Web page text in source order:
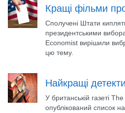
Кращі фільми
Сполучені Штати
президентськими
Economist вирішили
цю тему.
Найкращі
У британській газеті
опублікований список